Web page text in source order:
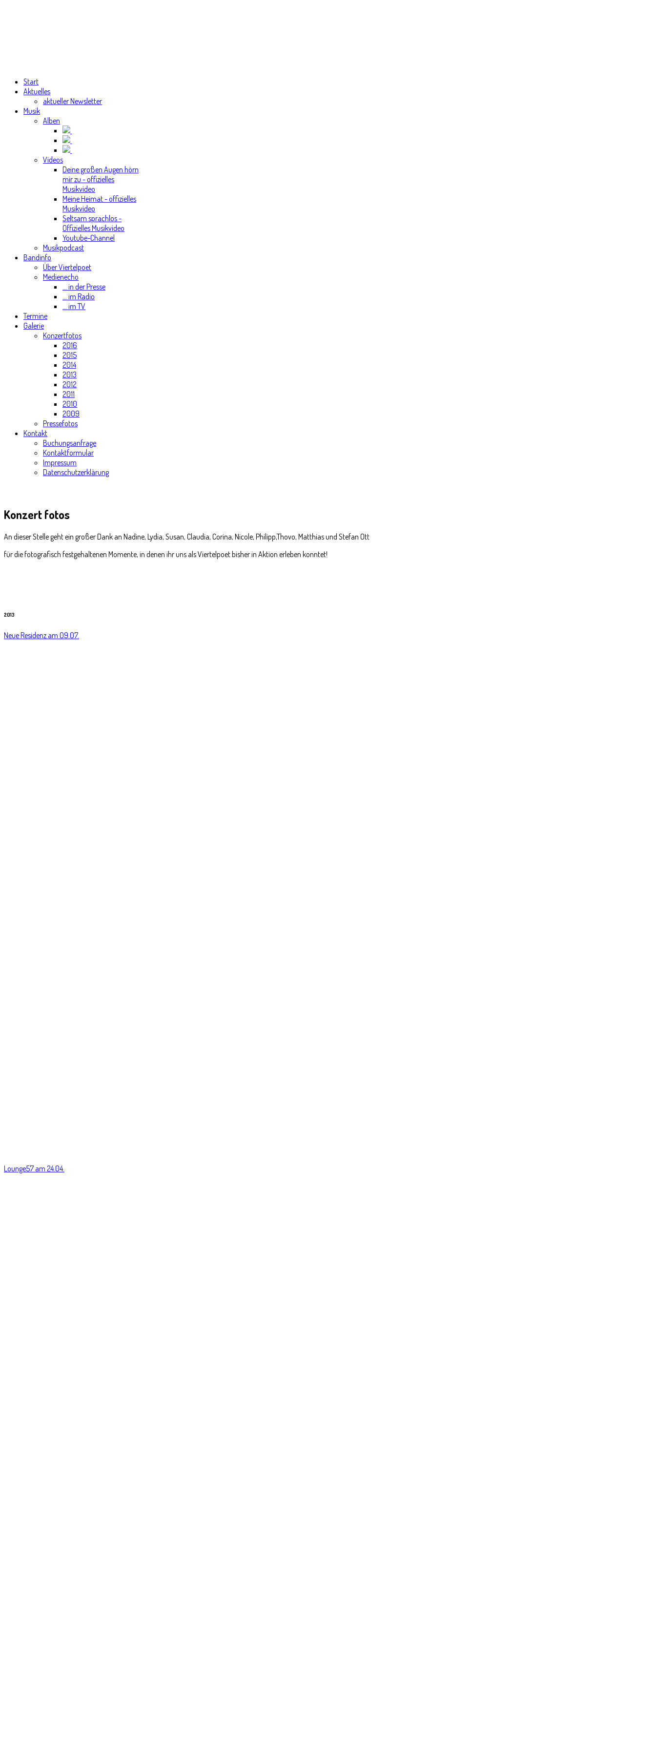
Start
Aktuelles
aktueller Newsletter
Musik
Alben
Videos
Deine großen Augen hörn
mir zu - offizielles
Musikvideo
Meine Heimat - offizielles
Musikvideo
Seltsam sprachlos -
Offizielles Musikvideo
Youtube-Channel
Musikpodcast
Bandinfo
Über Viertelpoet
Medienecho
... in der Presse
... im Radio
... im TV
Termine
Galerie
Konzertfotos
2016
2015
2014
2013
2012
2011
2010
2009
Pressefotos
Kontakt
Buchungsanfrage
Kontaktformular
Impressum
Datenschutzerklärung
Konzertfotos
An dieser Stelle geht ein großer Dank an Nadine, Lydia, Susan, Claudia, Corina, Nicole, Philipp,Thovo, Matthias und Stefan Ott
für die fotografisch festgehaltenen Momente, in denen ihr uns als Viertelpoet bisher in Aktion erleben konntet!
2013
Neue Residenz am 09.07.
Lounge57 am 24.04.